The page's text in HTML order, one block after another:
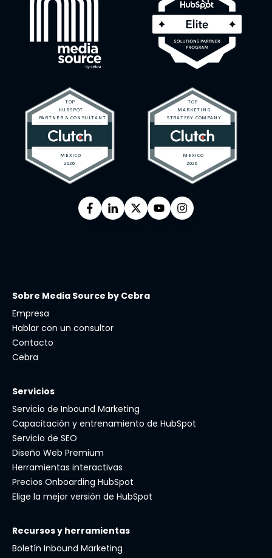
Sobre Media Source by Cebra
Empresa
Hablar con un consultor
Contacto
Cebra
Servicios
Servicio de Inbound Marketing
Capacitación y entrenamiento de HubSpot
Servicio de SEO
Diseño Web Premium
Herramientas interactivas
Precios Onboarding HubSpot
Elige la mejor versión de HubSpot
Recursos y herramientas
Boletín Inbound Marketing